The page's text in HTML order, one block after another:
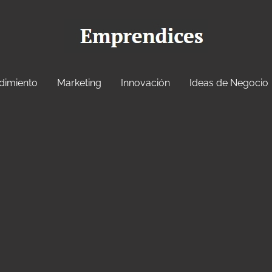
Marketing Innovación Ideas de Negocio